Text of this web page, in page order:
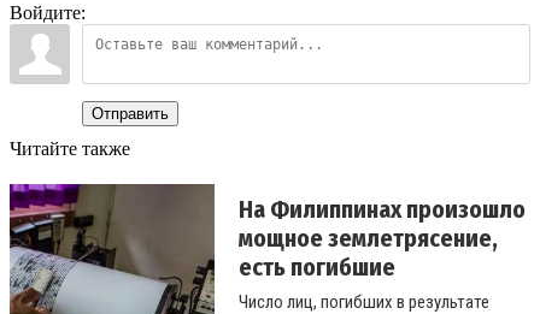
Войдите:
Отправить
Читайте также
На Филиппинах произошло
мощное землетрясение,
есть погибшие
Число лиц, погибших в результате